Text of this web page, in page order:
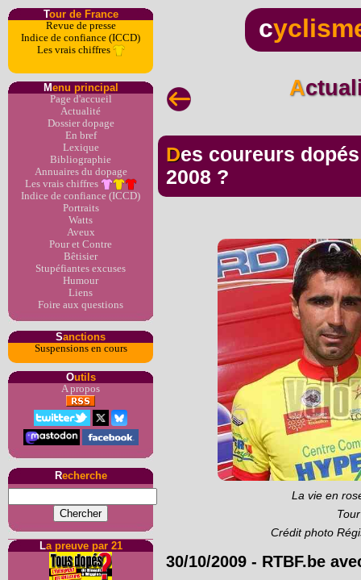
Tour de France
Revue de presse
Indice de confiance (ICCD)
Les vrais chiffres
Menu principal
Page d'accueil
Actualité
Dossier dopage
En bref
Lexique
Bibliographie
Annuaires du dopage
Les vrais chiffres
Indice de confiance (ICCD)
Portraits
Watts
Aveux
Pour et Contre
Bêtisier
Stupéfiantes excuses
Humour
Liens
Foire aux questions
Sanctions
Suspensions en cours
Outils
A propos
Recherche
La preuve par 21
c
Des coureurs dopés à la l'EPO Cera au Giro
2008 ?
La vie en
Crédit photo
30/10/2009 - RTBF.be